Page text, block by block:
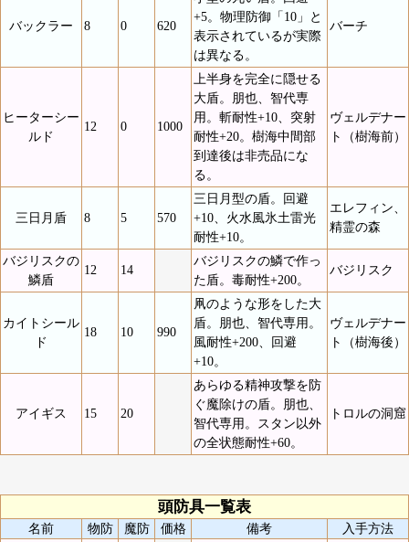
バックラー 8 0 620
+5。物理防御「10」と
表示されているが実際
は異なる。
バーチ
ヒーターシー
ルド
12 0 1000
上半身を完全に隠せる
大盾。朋也、智代専
用。斬耐性+10、突射
耐性+20。樹海中間部
到達後は非売品にな
る。
ヴェルデナー
ト（樹海前）
三日月盾 8 5 570
三日月型の盾。回避
+10、火水風氷土雷光
耐性+10。
エレフィン、
精霊の森
バジリスクの
鱗盾
12 14
バジリスクの鱗で作っ
た盾。毒耐性+200。
バジリスク
カイトシール
ド
18 10 990
凧のような形をした大
盾。朋也、智代専用。
風耐性+200、回避
+10。
ヴェルデナー
ト（樹海後）
アイギス 15 20
あらゆる精神攻撃を防
ぐ魔除けの盾。朋也、
智代専用。スタン以外
の全状態耐性+60。
トロルの洞窟
頭防具一覧表
名前 物防 魔防 価格 備考 入手方法